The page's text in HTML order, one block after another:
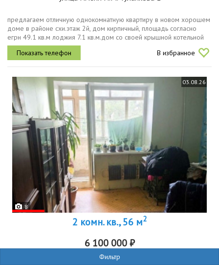
Фильтр
предлагаем отличную однокомнатную квартиру в новом хорошем
доме в районе схи.этаж 2й, дом кирпичный, площадь согласно
егрн 49.1 кв.м лоджия 7.1 кв.м.дом со своей крышной котельной
всегда тепло, всегда горячая вода. коммунальные услуги
существенно...
В избранное
03.08.26
8
2 комн. кв., 56 м2
6 100 000 ₽
Ленинский